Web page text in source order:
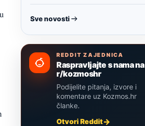
Sve novosti
REDDIT ZAJEDNICA
Raspravljajte s nama na
r/kozmoshr
Podijelite pitanja, izvore i
komentare uz Kozmos.hr
članke.
Otvori Reddit